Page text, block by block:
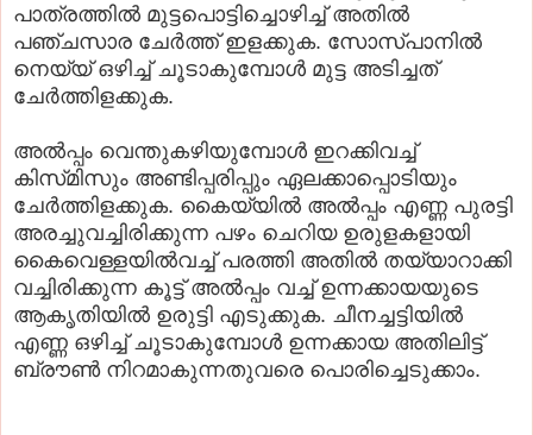
പാത്രത്തില്‍ മുട്ടപൊട്ടിച്ചൊഴിച്ച്‌ അതില്‍
പഞ്ചസാര ചേര്‍ത്ത്‌ ഇളക്കുക. സോസ്‌പാനില്‍
നെയ്യ്‌ ഒഴിച്ച്‌ ചൂടാകുമ്പോള്‍ മുട്ട അടിച്ചത്‌
ചേര്‍ത്തിളക്കുക.
അല്‍പ്പം വെന്തുകഴിയുമ്പോള്‍ ഇറക്കിവച്ച്‌
കിസ്‌മിസും അണ്ടിപ്പരിപ്പും ഏലക്കാപ്പൊടിയും
ചേര്‍ത്തിളക്കുക. കൈയ്യില്‍ അല്‍പ്പം എണ്ണ പുരട്ടി
അരച്ചുവച്ചിരിക്കുന്ന പഴം ചെറിയ ഉരുളകളായി
കൈവെള്ളയില്‍വച്ച്‌ പരത്തി അതില്‍ തയ്യാറാക്കി
വച്ചിരിക്കുന്ന കൂട്ട്‌ അല്‍പ്പം വച്ച്‌ ഉന്നക്കായയുടെ
ആകൃതിയില്‍ ഉരുട്ടി എടുക്കുക. ചീനച്ചട്ടിയില്‍
എണ്ണ ഒഴിച്ച്‌ ചൂടാകുമ്പോള്‍ ഉന്നക്കായ അതിലിട്ട്‌
ബ്രൗണ്‍ നിറമാകുന്നതുവരെ പൊരിച്ചെടുക്കാം.